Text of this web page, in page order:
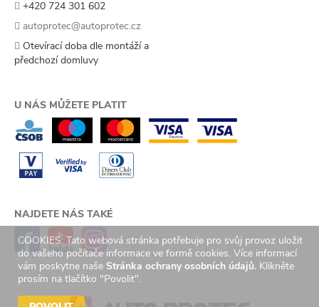
COOKIES: Tato webová stránka potřebuje pro svůj provoz uložit
do vašeho počítače informace ve formě cookies. Více informací
vám poskytne naše Stránka ochrany osobních údajů. Klikněte
prosím na tlačítko "Povolit".
+420 724 301 602
autoprotec@autoprotec.cz
Otevírací doba dle montáží a
předchozí domluvy
U NÁS MŮŽETE PLATIT
NAJDETE NÁS TAKÉ